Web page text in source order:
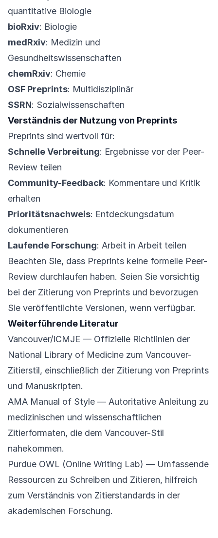
quantitative Biologie
bioRxiv: Biologie
medRxiv: Medizin und
Gesundheitswissenschaften
chemRxiv: Chemie
OSF Preprints: Multidisziplinär
SSRN: Sozialwissenschaften
Verständnis der Nutzung von Preprints
Preprints sind wertvoll für:
Schnelle Verbreitung: Ergebnisse vor der Peer-
Review teilen
Community-Feedback: Kommentare und Kritik
erhalten
Prioritätsnachweis: Entdeckungsdatum
dokumentieren
Laufende Forschung: Arbeit in Arbeit teilen
Beachten Sie, dass Preprints keine formelle Peer-
Review durchlaufen haben. Seien Sie vorsichtig
bei der Zitierung von Preprints und bevorzugen
Sie veröffentlichte Versionen, wenn verfügbar.
Weiterführende Literatur
Vancouver/ICMJE — Offizielle Richtlinien der
National Library of Medicine zum Vancouver-
Zitierstil, einschließlich der Zitierung von Preprints
und Manuskripten.
AMA Manual of Style — Autoritative Anleitung zu
medizinischen und wissenschaftlichen
Zitierformaten, die dem Vancouver-Stil
nahekommen.
Purdue OWL (Online Writing Lab) — Umfassende
Ressourcen zu Schreiben und Zitieren, hilfreich
zum Verständnis von Zitierstandards in der
akademischen Forschung.